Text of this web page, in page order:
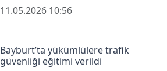
11.05.2026 10:56
Bayburt’ta yükümlülere trafik
güvenliği eğitimi verildi